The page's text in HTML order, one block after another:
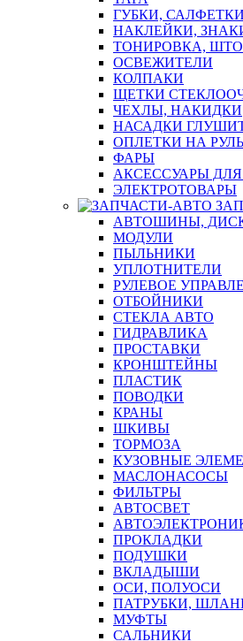
ГУБКИ,
НАКЛЕЙКИ,
ТОНИРОВКА,
ОСВЕЖИТЕЛИ
КОЛПАКИ
ЩЕТКИ
ЧЕХЛЫ, НАКИДКИ
НАСАДКИ
ОПЛЕТКИ НА РУЛЬ
ФАРЫ
АКСЕССУАРЫ
ЭЛЕКТРОТОВАРЫ
АВТОШИНЫ,
МОДУЛИ
ПЫЛЬНИКИ
УПЛОТНИТЕЛИ
РУЛЕВОЕ
ОТБОЙНИКИ
СТЕКЛА АВТО
ГИДРАВЛИКА
ПРОСТАВКИ
КРОНШТЕЙНЫ
ПЛАСТИК
ПОВОДКИ
КРАНЫ
ШКИВЫ
ТОРМОЗА
КУЗОВНЫЕ
МАСЛОНАСОСЫ
ФИЛЬТРЫ
АВТОСВЕТ
ПРОКЛАДКИ
ПОДУШКИ
ВКЛАДЫШИ
ОСИ, ПОЛУОСИ
ПАТРУБКИ,
МУФТЫ
САЛЬНИКИ